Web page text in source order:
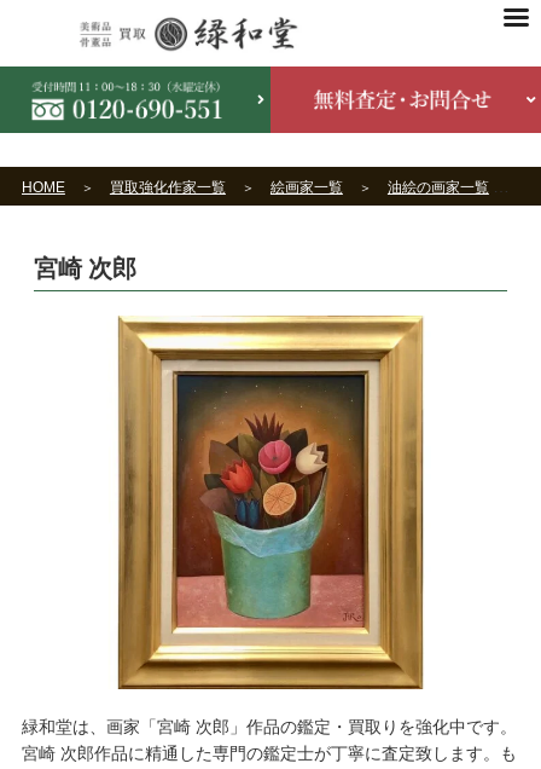
HOME 買取強化作家一覧 絵画家一覧 油絵の画家一覧
宮崎 次郎
緑和堂は、画家「宮崎 次郎」作品の鑑定・買取りを強化中です。
宮崎 次郎作品に精通した専門の鑑定士が丁寧に査定致します。も